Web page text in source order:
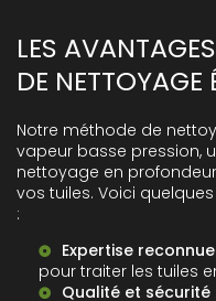
LES
DE
Notre méthode de
vapeur basse pression,
nettoyage en
vos tuiles. Voici
:
Expertise reconnue
pour traiter les tuiles
Qualité et sécurité